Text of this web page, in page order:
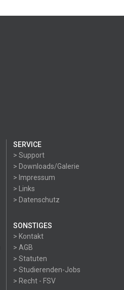
SERVICE
> Support
> Downloads/Galerie
> Impressum
> Links
> Datenschutz
SONSTIGES
> Kontakt
> AGB
> Statuten
> Studierenden-Jobs
> Recht - FSV